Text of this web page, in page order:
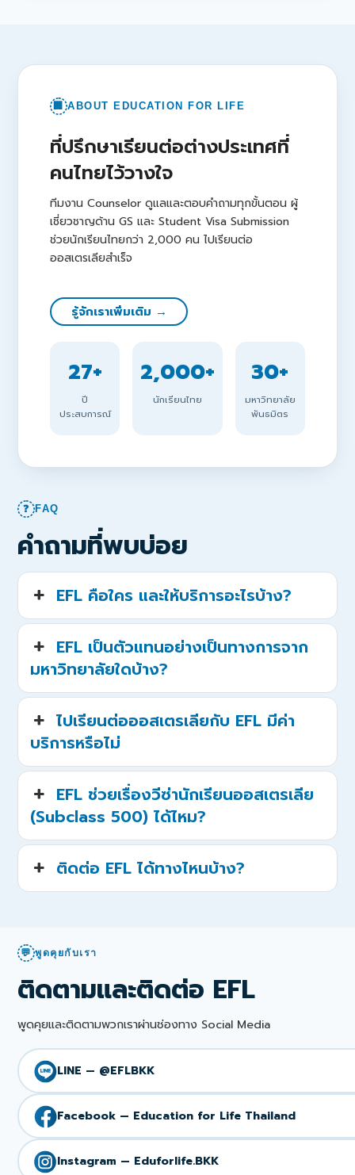
🏢 ABOUT EDUCATION FOR LIFE
ที่ปรึกษาเรียนต่อต่างประเทศที่
คนไทยไว้วางใจ
ทีมงาน Counselor ดูแลและตอบคำถามทุกขั้นตอน ผู้
เชี่ยวชาญด้าน GS และ Student Visa Submission
ช่วยนักเรียนไทยกว่า 2,000 คน ไปเรียนต่อ
ออสเตรเลียสำเร็จ
รู้จักเราเพิ่มเติม →
27+
ปี
ประสบการณ์
2,000+
นักเรียนไทย
30+
มหาวิทยาลัย
พันธมิตร
❓ FAQ
คำถามที่พบบ่อย
EFL คือใคร และให้บริการอะไรบ้าง?
EFL เป็นตัวแทนอย่างเป็นทางการจาก
มหาวิทยาลัยใดบ้าง?
ไปเรียนต่อออสเตรเลียกับ EFL มีค่า
บริการหรือไม่
EFL ช่วยเรื่องวีซ่านักเรียนออสเตรเลีย
(Subclass 500) ได้ไหม?
ติดต่อ EFL ได้ทางไหนบ้าง?
💬 พูดคุยกับเรา
ติดตามและติดต่อ EFL
พูดคุยและติดตามพวกเราผ่านช่องทาง Social Media
LINE — @EFLBKK
Facebook — Education for Life Thailand
Instagram — Eduforlife.BKK